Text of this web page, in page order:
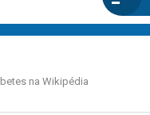
na Wikipédia